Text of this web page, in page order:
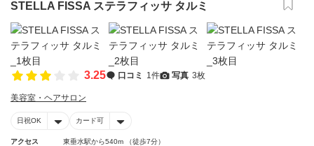
STELLA FISSA ステラフィッサ タルミ
3.25 口コミ 1件 写真 3枚
美容室・ヘアサロン
日祝OK カード可
アクセス
東垂水駅から540m （徒歩7分）